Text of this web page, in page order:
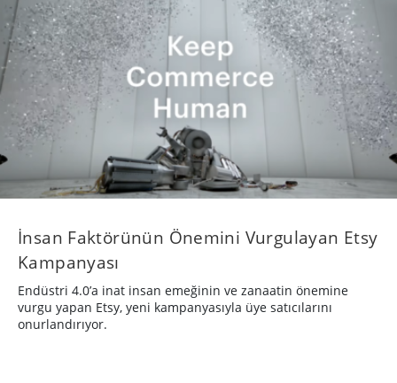
İnsan Faktörünün Önemini Vurgulayan Etsy
Kampanyası
Endüstri 4.0’a inat insan emeğinin ve zanaatin önemine
vurgu yapan Etsy, yeni kampanyasıyla üye satıcılarını
onurlandırıyor.